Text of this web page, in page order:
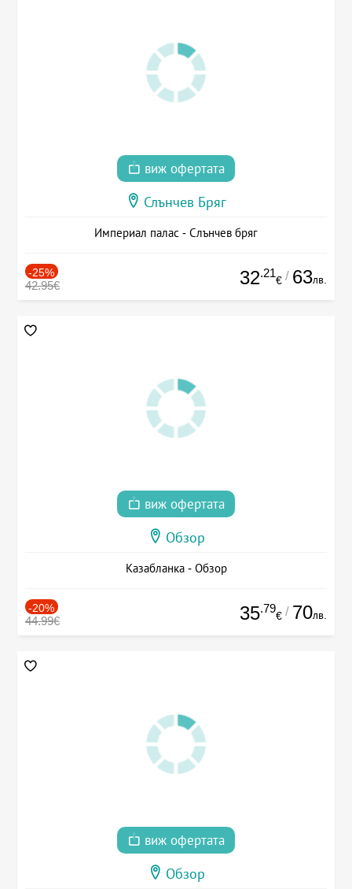
виж офертата
Слънчев Бряг
Империал палас - Слънчев бряг
-25%
42.95€ 32.21
€ / 63лв.
виж офертата
Обзор
Казабланка - Обзор
-20%
44.99€ 35.79
€ / 70лв.
виж офертата
Обзор